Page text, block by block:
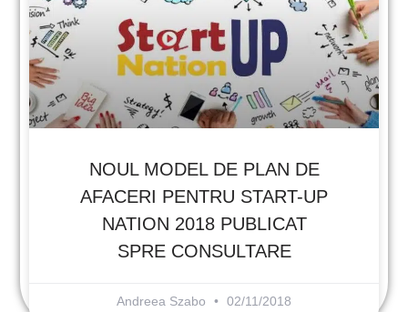
NOUL MODEL DE PLAN DE
AFACERI PENTRU START-UP
NATION 2018 PUBLICAT
SPRE CONSULTARE
Andreea Szabo 02/11/2018